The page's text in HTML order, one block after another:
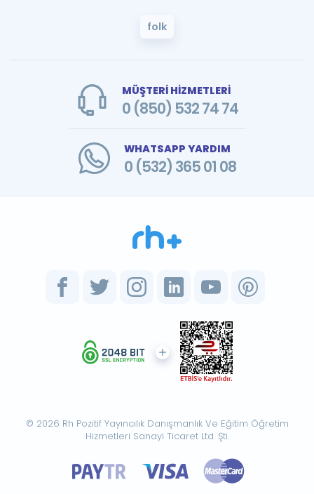
folk
MÜŞTERİ HİZMETLERİ
0 (850) 532 74 74
WHATSAPP YARDIM
0 (532) 365 01 08
© 2026 Rh Pozitif Yayıncılık Danışmanlık Ve Eğitim Öğretim
Hizmetleri Sanayi Ticaret Ltd. Şti.